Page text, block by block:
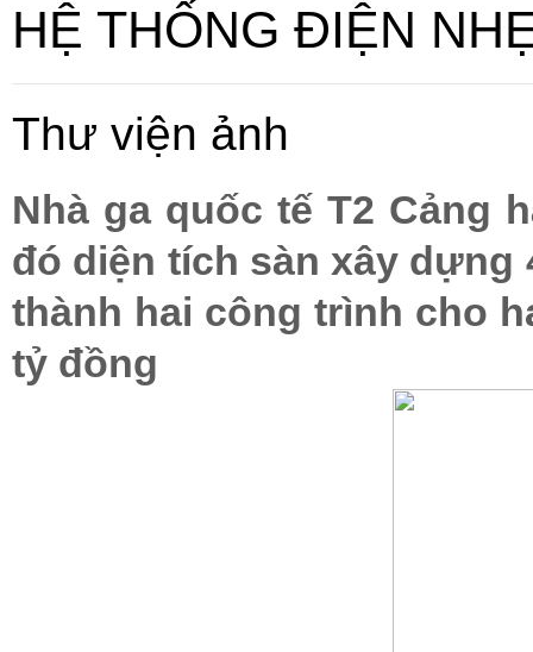
HỆ THỐNG ĐIỆN
Thư viện ảnh
Nhà ga quốc tế T2 Cảng
đó diện tích sàn xây dựng
thành hai công trình cho
tỷ đồng